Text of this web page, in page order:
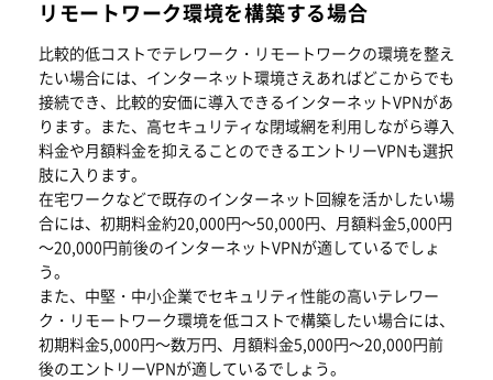
リモートワーク環境を構築する場合
比較的低コストでテレワーク・リモートワークの環境を整え
たい場合には、インターネット環境さえあればどこからでも
接続でき、比較的安価に導入できるインターネットVPNがあ
ります。また、高セキュリティな閉域網を利用しながら導入
料金や月額料金を抑えることのできるエントリーVPNも選択
肢に入ります。
在宅ワークなどで既存のインターネット回線を活かしたい場
合には、初期料金約20,000円～50,000円、月額料金5,000円
～20,000円前後のインターネットVPNが適しているでしょ
う。
また、中堅・中小企業でセキュリティ性能の高いテレワー
ク・リモートワーク環境を低コストで構築したい場合には、
初期料金5,000円～数万円、月額料金5,000円～20,000円前
後のエントリーVPNが適しているでしょう。